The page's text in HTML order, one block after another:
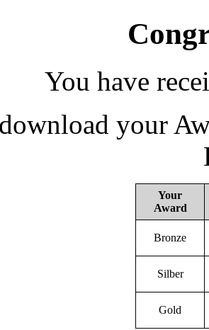
You have
your
Your
Award
Bronze
Silber
Gold